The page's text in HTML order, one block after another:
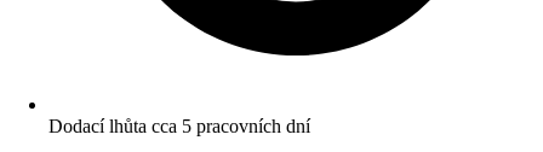
Dodací lhůta cca 5 pracovních dní